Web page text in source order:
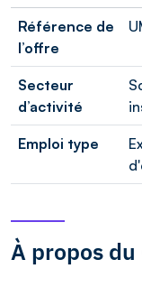
Référence de
l’offre
Secteur
d’activité
Emploi type
À propos du